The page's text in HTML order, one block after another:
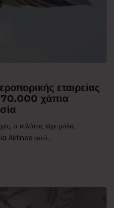
εταιρείας
χάπια
ο πιλότος είχε μόλις
Airlines από...